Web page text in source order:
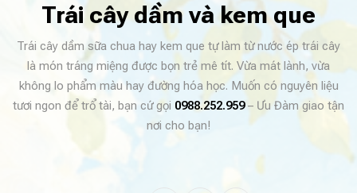
Trái cây dầm và kem que
Trái cây dầm sữa chua hay kem que tự làm từ nước ép trái cây
là món tráng miệng được bọn trẻ mê tít. Vừa mát lành, vừa
không lo phẩm màu hay đường hóa học. Muốn có nguyên liệu
tươi ngon để trổ tài, bạn cứ gọi 0988.252.959– Ưu Đàm giao tận
nơi cho bạn!